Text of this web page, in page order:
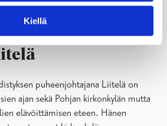
Kiellä
yhdistys pitää huolta ympäristöstä
ruovikkoja raivaamalla.
puheenjohtajana Liitelä on
ajan sekä Pohjan kirkonkylän mutta
elävöittämisen eteen. Hänen